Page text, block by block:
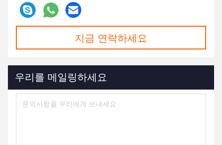
지금 연락하세요
우리를 메일링하세요